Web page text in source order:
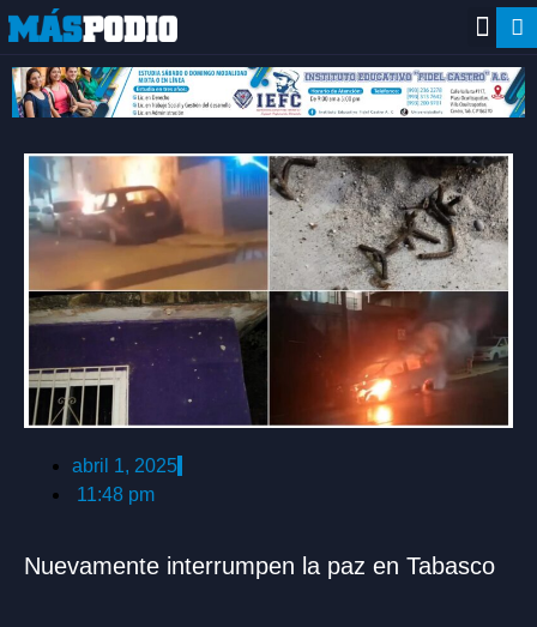
abril 1, 2025
11:48 pm
Nuevamente interrumpen la paz en Tabasco